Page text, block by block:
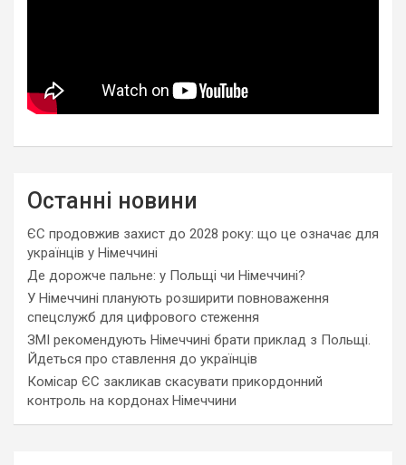
Останні новини
ЄС продовжив захист до 2028 року: що це означає для
українців у Німеччині
Де дорожче пальне: у Польщі чи Німеччині?
У Німеччині планують розширити повноваження
спецслужб для цифрового стеження
ЗМІ рекомендують Німеччині брати приклад з Польщі.
Йдеться про ставлення до українців
Комісар ЄС закликав скасувати прикордонний
контроль на кордонах Німеччини